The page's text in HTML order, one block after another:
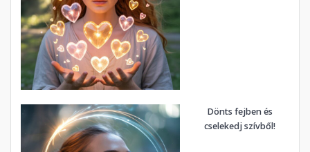
Dönts fejben és
cselekedj szívből!